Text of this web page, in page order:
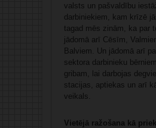
valsts un pašvaldību
darbiniekiem, kam krīzē
tagad mēs zinām, ka par
jādomā arī Cēsīm,
Balviem. Un jādomā arī
sektora darbinieku
gribam, lai darbojas
stacijas, aptiekas un arī
veikals.
Vietējā ražošana kā